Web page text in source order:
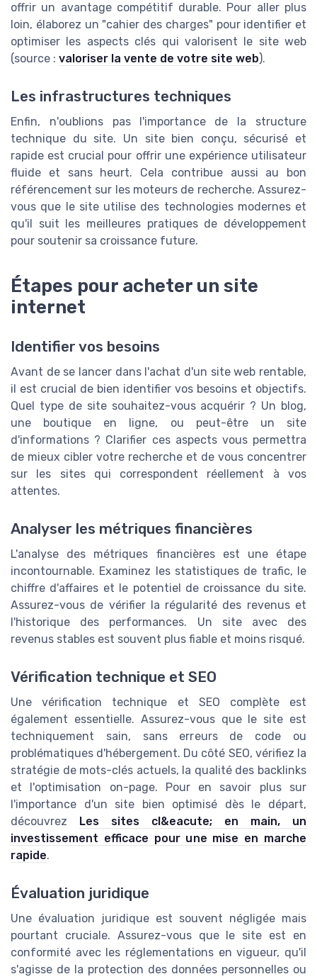
offrir un avantage compétitif durable. Pour aller plus
loin, élaborez un "cahier des charges" pour identifier et
optimiser les aspects clés qui valorisent le site web
(source : valoriser la vente de votre site web).
Les infrastructures techniques
Enfin, n'oublions pas l'importance de la structure
technique du site. Un site bien conçu, sécurisé et
rapide est crucial pour offrir une expérience utilisateur
fluide et sans heurt. Cela contribue aussi au bon
référencement sur les moteurs de recherche. Assurez-
vous que le site utilise des technologies modernes et
qu'il suit les meilleures pratiques de développement
pour soutenir sa croissance future.
Étapes pour acheter un site
internet
Identifier vos besoins
Avant de se lancer dans l'achat d'un site web rentable,
il est crucial de bien identifier vos besoins et objectifs.
Quel type de site souhaitez-vous acquérir ? Un blog,
une boutique en ligne, ou peut-être un site
d'informations ? Clarifier ces aspects vous permettra
de mieux cibler votre recherche et de vous concentrer
sur les sites qui correspondent réellement à vos
attentes.
Analyser les métriques financières
L'analyse des métriques financières est une étape
incontournable. Examinez les statistiques de trafic, le
chiffre d'affaires et le potentiel de croissance du site.
Assurez-vous de vérifier la régularité des revenus et
l'historique des performances. Un site avec des
revenus stables est souvent plus fiable et moins risqué.
Vérification technique et SEO
Une vérification technique et SEO complète est
également essentielle. Assurez-vous que le site est
techniquement sain, sans erreurs de code ou
problématiques d'hébergement. Du côté SEO, vérifiez la
stratégie de mots-clés actuels, la qualité des backlinks
et l'optimisation on-page. Pour en savoir plus sur
l'importance d'un site bien optimisé dès le départ,
découvrez Les sites cl&eacute; en main, un
investissement efficace pour une mise en marche
rapide.
Évaluation juridique
Une évaluation juridique est souvent négligée mais
pourtant cruciale. Assurez-vous que le site est en
conformité avec les réglementations en vigueur, qu'il
s'agisse de la protection des données personnelles ou